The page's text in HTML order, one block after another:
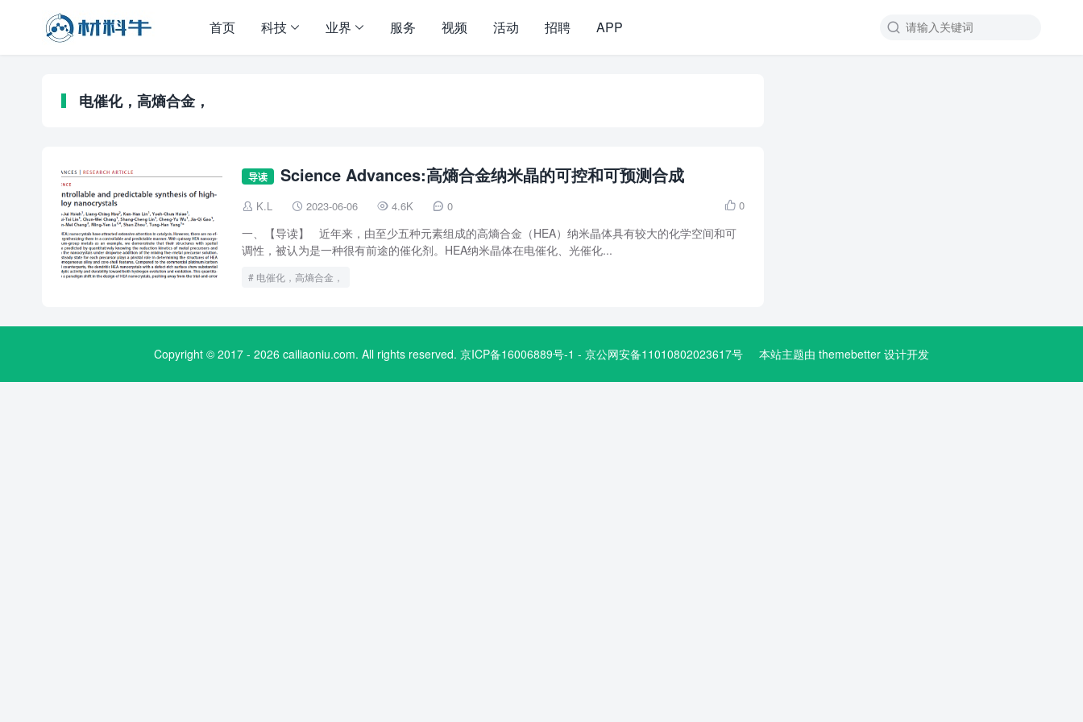

首页 科技 业界 服务 视频 活动 招聘 APP
电催化，高熵合金，
导读 Science Advances:高熵合金纳米晶的可控和可预测合成
 K.L  2023-06-06  4.6K  0  0
一、【导读】 近年来，由至少五种元素组成的高熵合金（HEA）纳米晶体具有较大的化学空间和可
调性，被认为是一种很有前途的催化剂。HEA纳米晶体在电催化、光催化...
电催化，高熵合金，
Copyright © 2017 - 2026 cailiaoniu.com. All rights reserved. 京ICP备16006889号-1 - 京公网安备11010802023617号 本站主题由 themebetter 设计开发